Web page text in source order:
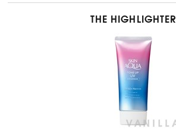
THE HIGHLIGHTER